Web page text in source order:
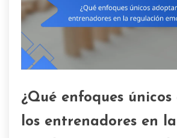
¿Qué enfoques
los entrenadores en la